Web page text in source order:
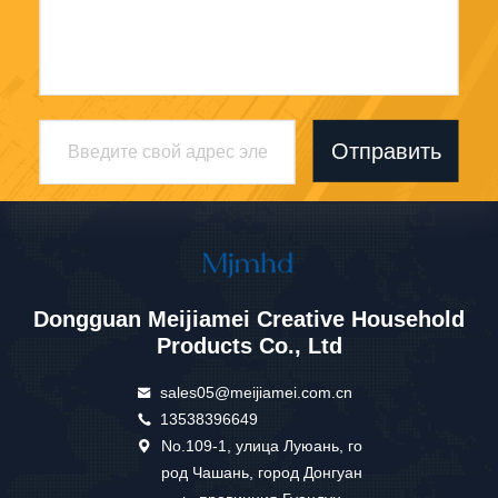
Отправить
Dongguan Meijiamei Creative Household
Products Co., Ltd
sales05@meijiamei.com.cn
13538396649
No.109-1, улица Луюань, го
род Чашань, город Донгуан